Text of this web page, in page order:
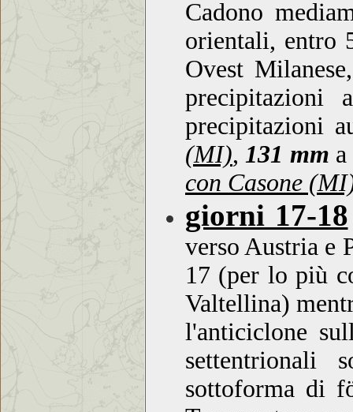
Cadono
orientali, entro
Ovest
precipitazioni
precipitazioni
(MI),131 mm a
con Casone
giorni 17-18
verso Austria e
17 (per lo più
Valtellina)
l'anticiclone
settentrionali
sottoforma di